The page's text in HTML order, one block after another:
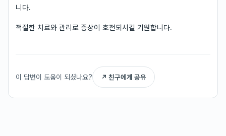
니다.
적절한 치료와 관리로 증상이 호전되시길 기원합니다.
이 답변이 도움이 되셨나요? ↗ 친구에게 공유